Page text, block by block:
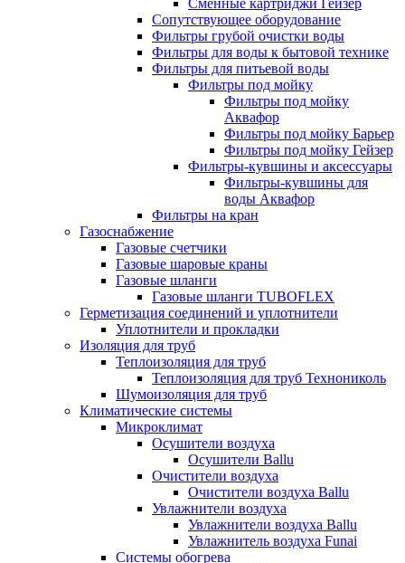
Сменные картриджи Гейзер
Сопутствующее оборудование
Фильтры грубой очистки воды
Фильтры для воды к бытовой технике
Фильтры для питьевой воды
Фильтры под мойку
Фильтры под мойку
Аквафор
Фильтры под мойку Барьер
Фильтры под мойку Гейзер
Фильтры-кувшины и аксессуары
Фильтры-кувшины для
воды Аквафор
Фильтры на кран
Газоснабжение
Газовые счетчики
Газовые шаровые краны
Газовые шланги
Газовые шланги TUBOFLEX
Герметизация соединений и уплотнители
Уплотнители и прокладки
Изоляция для труб
Теплоизоляция для труб
Теплоизоляция для труб Технониколь
Шумоизоляция для труб
Климатические системы
Микроклимат
Осушители воздуха
Осушители Ballu
Очистители воздуха
Очистители воздуха Ballu
Увлажнители воздуха
Увлажнители воздуха Ballu
Увлажнитель воздуха Funai
Системы обогрева